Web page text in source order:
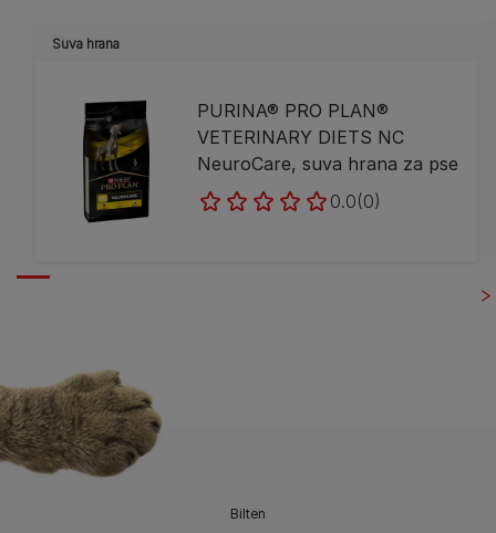
Suva hrana
PURINA® PRO PLAN®
VETERINARY DIETS NC
NeuroCare, suva hrana za pse
0.0(0)
Bilten​